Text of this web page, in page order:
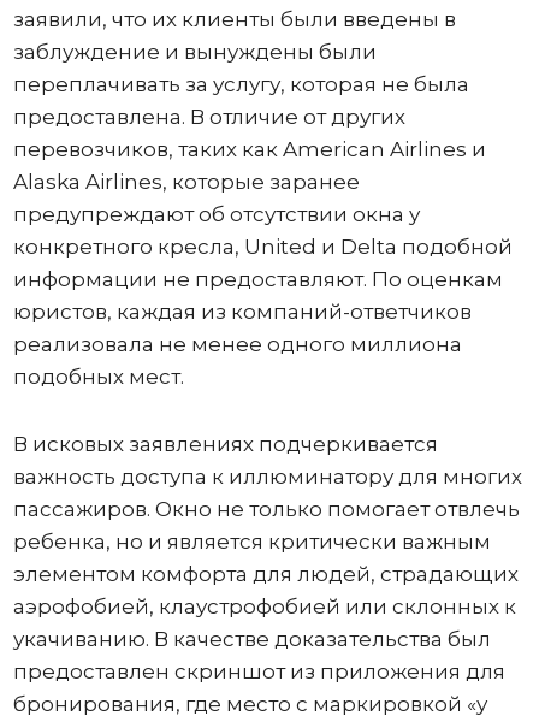
заявили, что их клиенты были введены в
заблуждение и вынуждены были
переплачивать за услугу, которая не была
предоставлена. В отличие от других
перевозчиков, таких как American Airlines и
Alaska Airlines, которые заранее
предупреждают об отсутствии окна у
конкретного кресла, United и Delta подобной
информации не предоставляют. По оценкам
юристов, каждая из компаний-ответчиков
реализовала не менее одного миллиона
подобных мест.
В исковых заявлениях подчеркивается
важность доступа к иллюминатору для многих
пассажиров. Окно не только помогает отвлечь
ребенка, но и является критически важным
элементом комфорта для людей, страдающих
аэрофобией, клаустрофобией или склонных к
укачиванию. В качестве доказательства был
предоставлен скриншот из приложения для
бронирования, где место с маркировкой «у